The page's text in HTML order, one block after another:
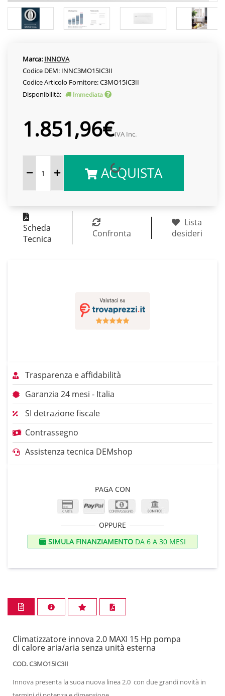
Marca: INNOVA
Codice DEM: INNC3MO15IC3II
Codice Articolo Fornitore: C3MO15IC3II
Disponibilità:
Immediata
1.851,96€IVA Inc.
ACQUISTA
Scheda
Tecnica
Confronta
Lista
desideri
Trasparenza e affidabilità
Garanzia 24 mesi - Italia
SI detrazione fiscale
Contrassegno
Assistenza tecnica DEMshop
PAGA CON
OPPURE
SIMULA FINANZIAMENTO DA 6 A 30 MESI
Climatizzatore innova 2.0 MAXI 15 Hp pompa
di calore aria/aria senza unità esterna
COD. C3MO15IC3II
Innova presenta la suoa nuova linea 2.0 con due grandi novità in